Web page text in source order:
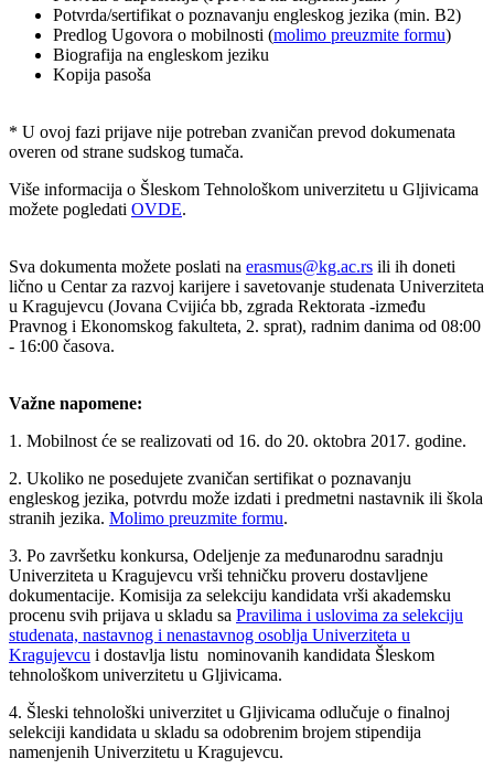
Potvrda/sertifikat o poznavanju engleskog jezika (min. B2)
Predlog Ugovora o mobilnosti (molimo preuzmite formu)
Biografija na engleskom jeziku
Kopija pasoša
* U ovoj fazi prijave nije potreban zvaničan prevod dokumenata
overen od strane sudskog tumača.
Više informacija o Šleskom Tehnološkom univerzitetu u Gljivicama
možete pogledati OVDE.
Sva dokumenta možete poslati na erasmus@kg.ac.rs ili ih doneti
lično u Centar za razvoj karijere i savetovanje studenata Univerziteta
u Kragujevcu (Jovana Cvijića bb, zgrada Rektorata -između
Pravnog i Ekonomskog fakulteta, 2. sprat), radnim danima od 08:00
- 16:00 časova.
Važne napomene:
1. Mobilnost će se realizovati od 16. do 20. oktobra 2017. godine.
2. Ukoliko ne posedujete zvaničan sertifikat o poznavanju
engleskog jezika, potvrdu može izdati i predmetni nastavnik ili škola
stranih jezika. Molimo preuzmite formu.
3. Po završetku konkursa, Odeljenje za međunarodnu saradnju
Univerziteta u Kragujevcu vrši tehničku proveru dostavljene
dokumentacije. Komisija za selekciju kandidata vrši akademsku
procenu svih prijava u skladu sa Pravilima i uslovima za selekciju
studenata, nastavnog i nenastavnog osoblja Univerziteta u
Kragujevcu i dostavlja listu nominovanih kandidata Šleskom
tehnološkom univerzitetu u Gljivicama.
4. Šleski tehnološki univerzitet u Gljivicama odlučuje o finalnoj
selekciji kandidata u skladu sa odobrenim brojem stipendija
namenjenih Univerzitetu u Kragujevcu.